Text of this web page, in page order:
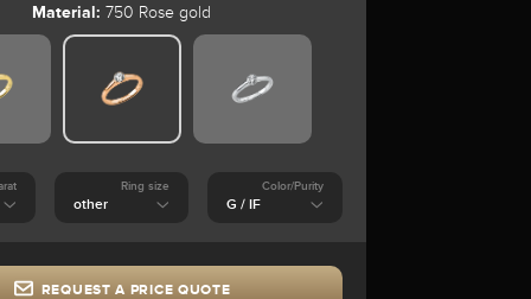
Material: 750 Rose gold
Ring size Color/Purity
REQUEST A PRICE QUOTE